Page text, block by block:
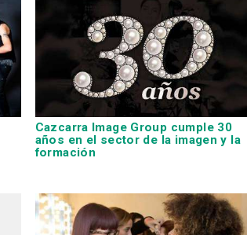
Cazcarra Image Group cumple 30
años en el sector de la imagen y la
formación